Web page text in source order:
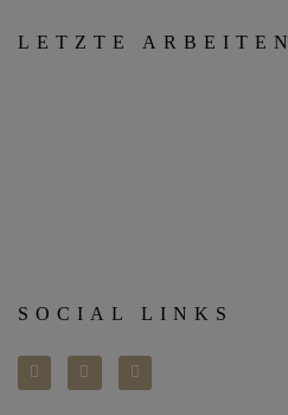
LETZTE ARBEITEN
SOCIAL LINKS